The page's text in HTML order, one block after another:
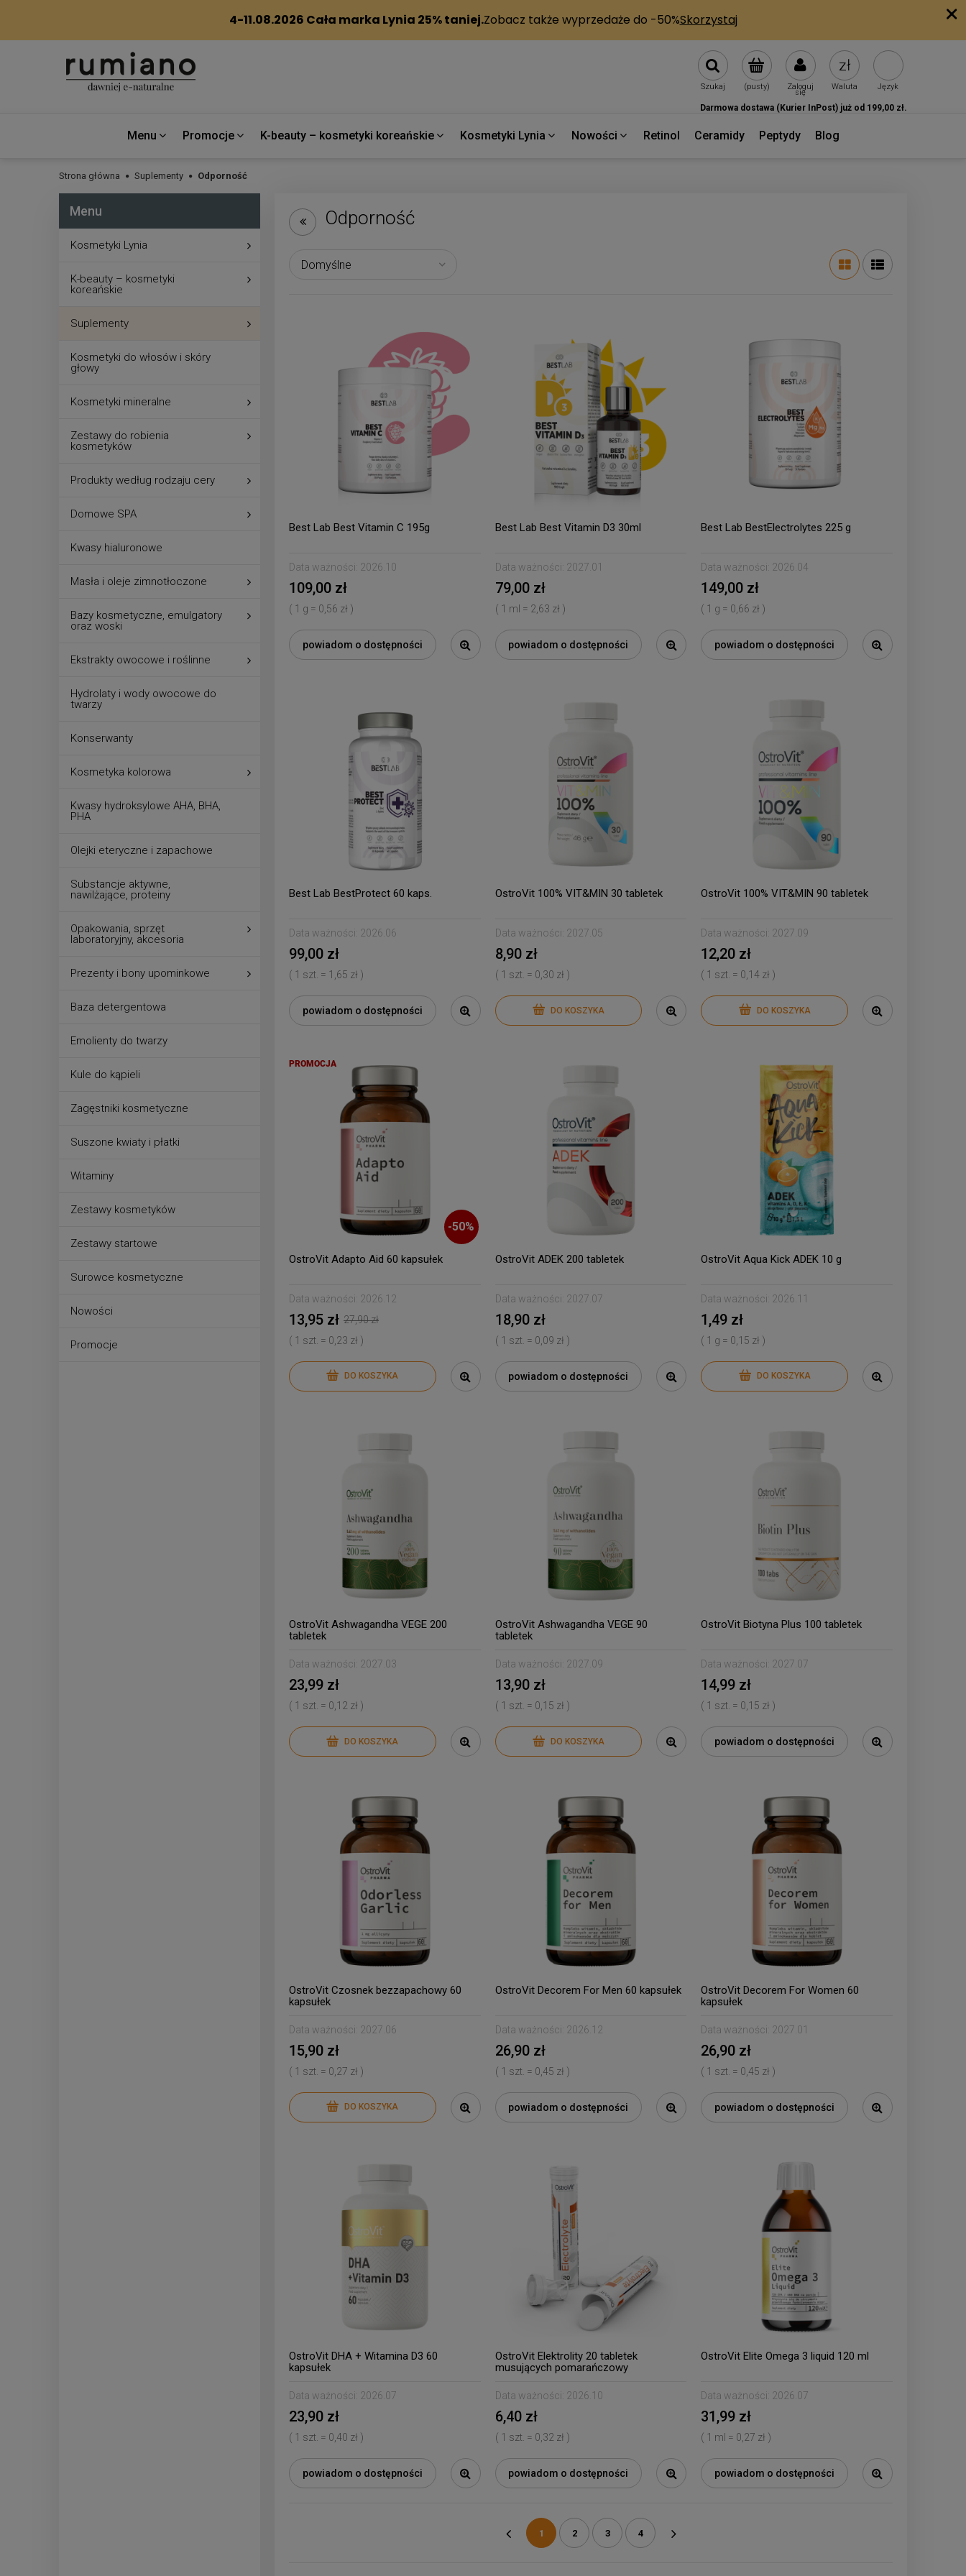
(pusty) Zaloguj
się
Szukaj Waluta Język
Darmowa dostawa (Kurier InPost) już od 199,00 zł.
Menu Promocje K-beauty – kosmetyki koreańskie Kosmetyki Lynia Nowości Retinol Ceramidy Peptydy Blog
Strona główna Suplementy Odporność
Menu
Kosmetyki Lynia
K-beauty – kosmetyki
koreańskie
Suplementy
Kosmetyki do włosów i skóry
głowy
Kosmetyki mineralne
Zestawy do robienia
kosmetyków
Produkty według rodzaju cery
Domowe SPA
Kwasy hialuronowe
Masła i oleje zimnotłoczone
Bazy kosmetyczne, emulgatory
oraz woski
Ekstrakty owocowe i roślinne
Hydrolaty i wody owocowe do
twarzy
Konserwanty
Kosmetyka kolorowa
Kwasy hydroksylowe AHA, BHA,
PHA
Olejki eteryczne i zapachowe
Substancje aktywne,
nawilżające, proteiny
Opakowania, sprzęt
laboratoryjny, akcesoria
Prezenty i bony upominkowe
Baza detergentowa
Emolienty do twarzy
Kule do kąpieli
Zagęstniki kosmetyczne
Suszone kwiaty i płatki
Witaminy
Zestawy kosmetyków
Zestawy startowe
Surowce kosmetyczne
Nowości
Promocje
Odporność
Best Lab Best Vitamin C 195g
Data ważności: 2026.10
109,00 zł
( 1 g = 0,56 zł )
powiadom o dostępności
Best Lab Best Vitamin D3 30ml
Data ważności: 2027.01
79,00 zł
( 1 ml = 2,63 zł )
powiadom o dostępności
Best Lab BestElectrolytes 225 g
Data ważności: 2026.04
149,00 zł
( 1 g = 0,66 zł )
powiadom o dostępności
Best Lab BestProtect 60 kaps.
Data ważności: 2026.06
99,00 zł
( 1 szt. = 1,65 zł )
powiadom o dostępności
OstroVit 100% VIT&MIN 30 tabletek
Data ważności: 2027.05
8,90 zł
( 1 szt. = 0,30 zł )
DO KOSZYKA
OstroVit 100% VIT&MIN 90 tabletek
Data ważności: 2027.09
12,20 zł
( 1 szt. = 0,14 zł )
DO KOSZYKA
-50%
OstroVit Adapto Aid 60 kapsułek
Data ważności: 2026.12
13,95 zł 27,90 zł
( 1 szt. = 0,23 zł )
DO KOSZYKA
PROMOCJA
OstroVit ADEK 200 tabletek
Data ważności: 2027.07
18,90 zł
( 1 szt. = 0,09 zł )
powiadom o dostępności
OstroVit Aqua Kick ADEK 10 g
Data ważności: 2026.11
1,49 zł
( 1 g = 0,15 zł )
DO KOSZYKA
OstroVit Ashwagandha VEGE 200
tabletek
Data ważności: 2027.03
23,99 zł
( 1 szt. = 0,12 zł )
DO KOSZYKA
OstroVit Ashwagandha VEGE 90
tabletek
Data ważności: 2027.09
13,90 zł
( 1 szt. = 0,15 zł )
DO KOSZYKA
OstroVit Biotyna Plus 100 tabletek
Data ważności: 2027.07
14,99 zł
( 1 szt. = 0,15 zł )
powiadom o dostępności
OstroVit Czosnek bezzapachowy 60
kapsułek
Data ważności: 2027.06
15,90 zł
( 1 szt. = 0,27 zł )
DO KOSZYKA
OstroVit Decorem For Men 60 kapsułek
Data ważności: 2026.12
26,90 zł
( 1 szt. = 0,45 zł )
powiadom o dostępności
OstroVit Decorem For Women 60
kapsułek
Data ważności: 2027.01
26,90 zł
( 1 szt. = 0,45 zł )
powiadom o dostępności
OstroVit DHA + Witamina D3 60
kapsułek
Data ważności: 2026.07
23,90 zł
( 1 szt. = 0,40 zł )
powiadom o dostępności
OstroVit Elektrolity 20 tabletek
musujących pomarańczowy
Data ważności: 2026.10
6,40 zł
( 1 szt. = 0,32 zł )
powiadom o dostępności
OstroVit Elite Omega 3 liquid 120 ml
Data ważności: 2026.07
31,99 zł
( 1 ml = 0,27 zł )
powiadom o dostępności
1 2 3 4